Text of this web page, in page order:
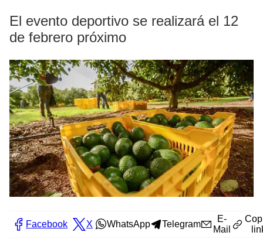
El evento deportivo se realizará el 12
de febrero próximo
Facebook X WhatsApp Telegram
E-
Mail